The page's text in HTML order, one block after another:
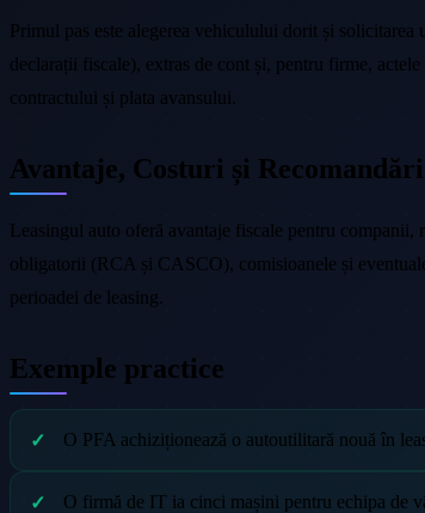
Primul pas este alegerea vehiculului dorit și
declarații fiscale), extras de cont și, pentru firme,
contractului și plata avansului.
Avantaje, Costuri și Recomandări
Leasingul auto oferă avantaje fiscale pentru
obligatorii (RCA și CASCO), comisioanele și
perioadei de leasing.
Exemple practice
O PFA achiziționează o autoutilitară nouă în
O firmă de IT ia cinci mașini pentru echipa de